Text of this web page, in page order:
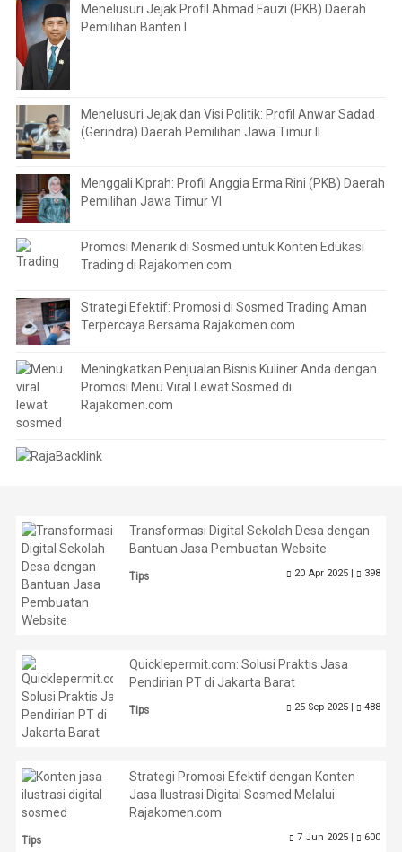
Menelusuri Jejak Profil Ahmad Fauzi (PKB) Daerah
Pemilihan Banten I
Menelusuri Jejak dan Visi Politik: Profil Anwar Sadad
(Gerindra) Daerah Pemilihan Jawa Timur II
Menggali Kiprah: Profil Anggia Erma Rini (PKB) Daerah
Pemilihan Jawa Timur VI
Promosi Menarik di Sosmed untuk Konten Edukasi
Trading di Rajakomen.com
Strategi Efektif: Promosi di Sosmed Trading Aman
Terpercaya Bersama Rajakomen.com
Meningkatkan Penjualan Bisnis Kuliner Anda dengan
Promosi Menu Viral Lewat Sosmed di
Rajakomen.com
Transformasi Digital Sekolah Desa dengan
Bantuan Jasa Pembuatan Website
Tips 20 Apr 2025 | 398
Quicklepermit.com: Solusi Praktis Jasa
Pendirian PT di Jakarta Barat
Tips 25 Sep 2025 | 488
Strategi Promosi Efektif dengan Konten
Jasa Ilustrasi Digital Sosmed Melalui
Rajakomen.com
Tips 7 Jun 2025 | 600